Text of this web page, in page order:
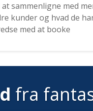
at sammenligne med
kunder og hvad de
med at booke
fra